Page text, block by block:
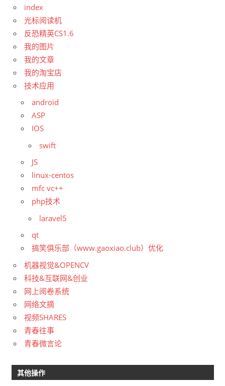
index
光标阅读机
反恐精英CS1.6
我的图片
我的文章
我的淘宝店
技术应用
android
ASP
IOS
swift
JS
linux-centos
mfc vc++
php技术
laravel5
qt
搞笑俱乐部（www.gaoxiao.club）优化
机器视觉&OPENCV
科技&互联网&创业
网上阅卷系统
网络文摘
视频SHARES
青春往事
青春微言论
其他操作